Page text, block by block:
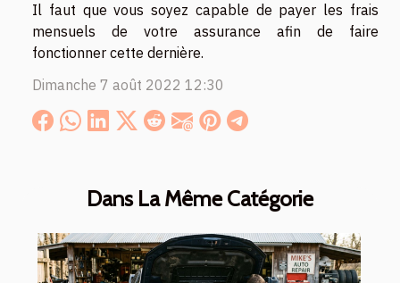
Dans La Même Catégorie
Il faut que vous soyez capable de payer les frais
mensuels de votre assurance afin de faire
fonctionner cette dernière.
Dimanche 7 août 2022 12:30